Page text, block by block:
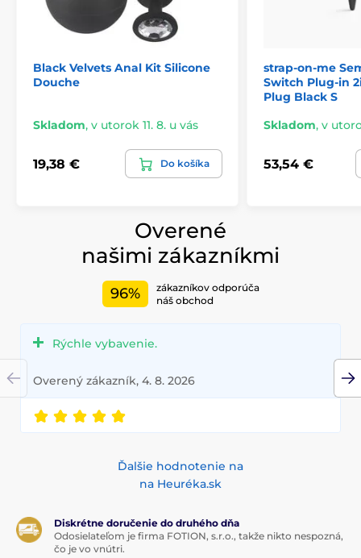
Black Velvets Anal Kit Silicone
Douche
Skladom, v utorok 11. 8. u vás
19,38 € Do košíka
strap-on-me
Switch Plug-in
Plug Black S
Skladom, v
53,54 €
Overené
našimi zákazníkmi
96%
zákazníkov odporúča
náš obchod
Rýchle vybavenie.
Overený zákazník, 4. 8. 2026
Ďalšie hodnotenie na
na Heuréka.sk
Diskrétne doručenie do druhého dňa
Odosielateľom je firma FOTION, s.r.o., takže nikto nespozná,
čo je vo vnútri.